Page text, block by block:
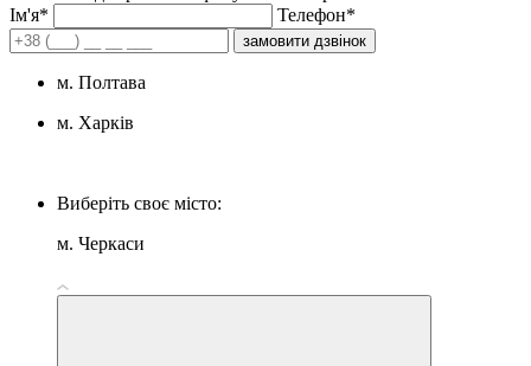
Iм'я*
Телефон*
замовити дзвінок
м. Полтава
м. Харків
Виберіть своє місто:
м. Черкаси